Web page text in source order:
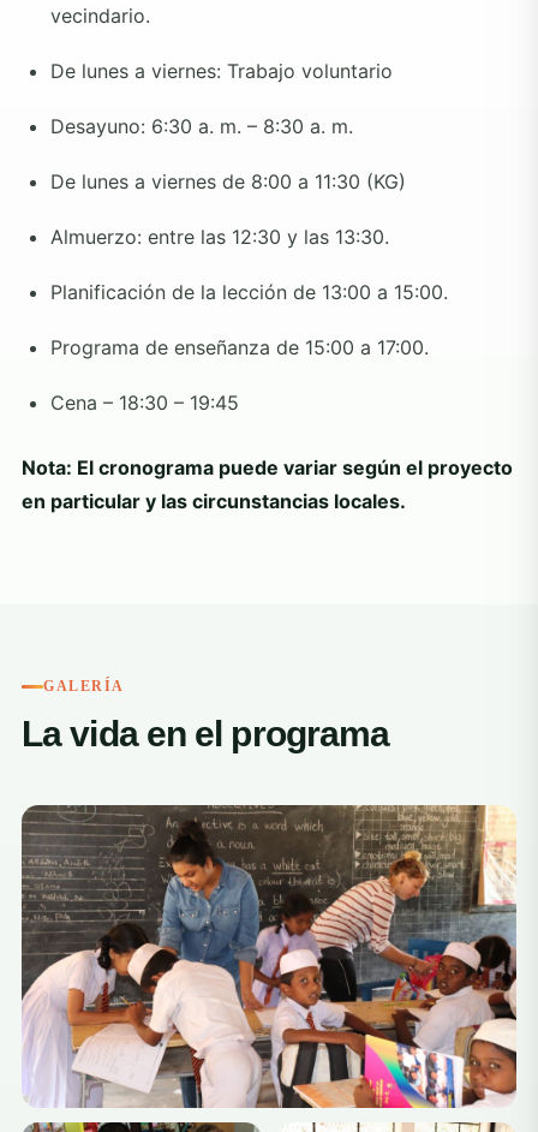
vecindario.
De lunes a viernes: Trabajo voluntario
Desayuno: 6:30 a. m. – 8:30 a. m.
De lunes a viernes de 8:00 a 11:30 (KG)
Almuerzo: entre las 12:30 y las 13:30.
Planificación de la lección de 13:00 a 15:00.
Programa de enseñanza de 15:00 a 17:00.
Cena – 18:30 – 19:45
Nota: El cronograma puede variar según el proyecto
en particular y las circunstancias locales.
GALERÍA
La vida en el programa